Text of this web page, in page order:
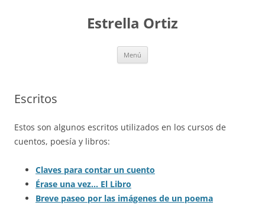
Estrella Ortiz
Menú
Escritos
Estos son algunos escritos utilizados en los cursos de
cuentos, poesía y libros:
Claves para contar un cuento
Érase una vez… El Libro
Breve paseo por las imágenes de un poema